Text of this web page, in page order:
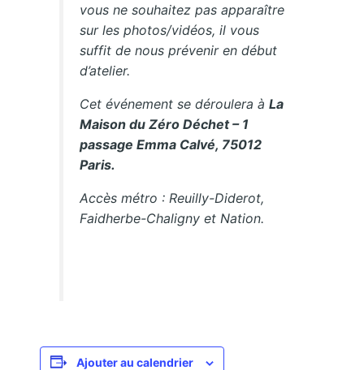
vous ne souhaitez pas apparaître
sur les photos/vidéos, il vous
suffit de nous prévenir en début
d’atelier.
Cet événement se déroulera àLa
Maison du Zéro Déchet – 1
passage Emma Calvé, 75012
Paris.
Accès métro : Reuilly-Diderot,
Faidherbe-Chaligny et Nation.
Ajouter au calendrier